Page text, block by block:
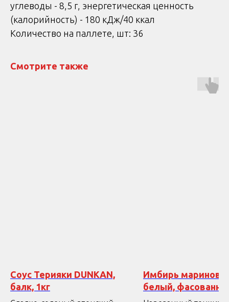
углеводы - 8,5 г, энергетическая ценность
(калорийность) - 180 кДж/40 ккал
Количество на паллете, шт: 36
Смотрите также
Соус Терияки DUNKAN,
балк, 1кг
Имбирь
белый,